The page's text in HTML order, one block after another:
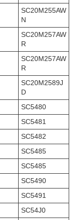
SC20M255AW
N
SC20M257AW
R
SC20M257AW
R
SC20M2589J
D
SC5480
SC5481
SC5482
SC5485
SC5485
SC5490
SC5491
SC54J0